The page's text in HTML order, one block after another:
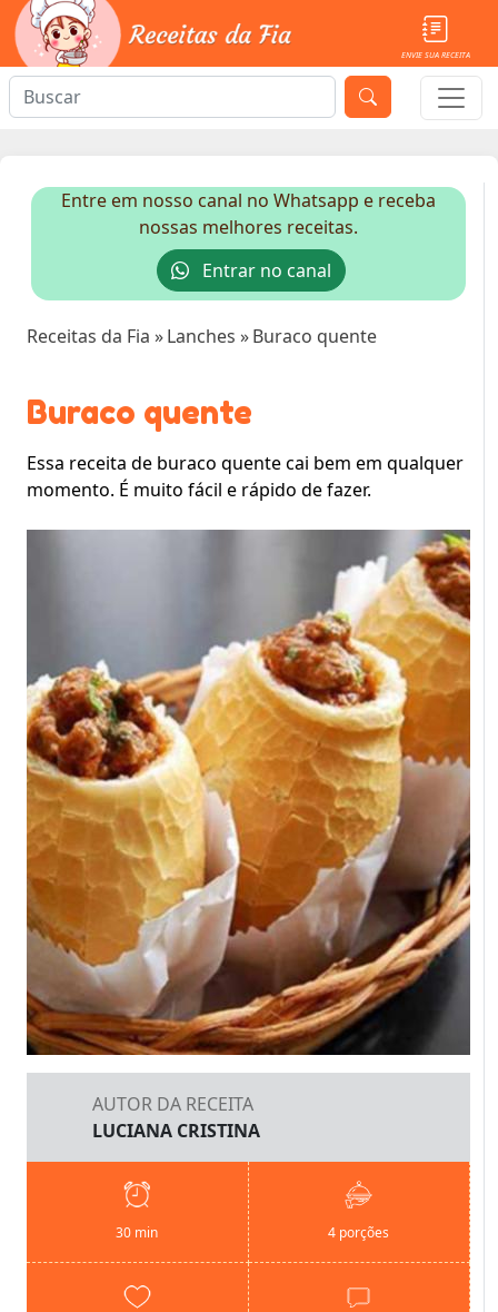
ENVIE SUA RECEITA
Entre em nosso canal no Whatsapp e receba
nossas melhores receitas.
Entrar no canal
Receitas da Fia »Lanches »Buraco quente
Buraco quente
Essa receita de buraco quente cai bem em qualquer
momento. É muito fácil e rápido de fazer.
AUTOR DA RECEITA
LUCIANA CRISTINA
30 min 4 porções